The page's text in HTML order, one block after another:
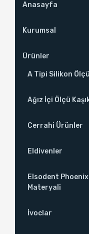
Anasayfa
Kurumsal
Ürünler
A Tipi Silikon
Ağız İçi Ölçü
Cerrahi Ürünler
Eldivenler
Elsodent
Materyali
İvoclar